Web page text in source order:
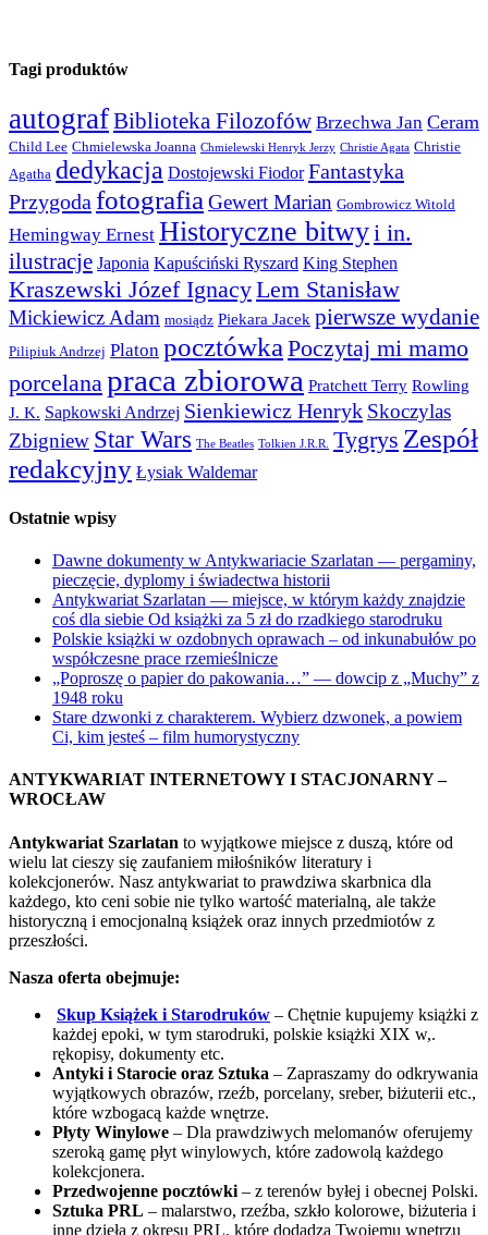
Tagi produktów
autografBiblioteka Filozofów Brzechwa Jan Ceram
Child Lee Chmielewska Joanna Chmielewski Henryk Jerzy Christie Agata Christie
Agatha dedykacja Dostojewski Fiodor Fantastyka
Przygodafotografia Gewert Marian Gombrowicz Witold
Hemingway Ernest Historyczne bitwyi in.
ilustracje Japonia Kapuściński Ryszard King Stephen
Kraszewski Józef IgnacyLem Stanisław
Mickiewicz Adam mosiądz Piekara Jacek pierwsze wydanie
Pilipiuk Andrzej Platon pocztówka Poczytaj mi mamo
porcelanapraca zbiorowa Pratchett Terry Rowling
J. K. Sapkowski Andrzej Sienkiewicz Henryk Skoczylas
Zbigniew Star Wars The Beatles Tolkien J.R.R. Tygrys Zespół
redakcyjny Łysiak Waldemar
Ostatnie wpisy
Dawne dokumenty w Antykwariacie Szarlatan — pergaminy,
pieczęcie, dyplomy i świadectwa historii
Antykwariat Szarlatan — miejsce, w którym każdy znajdzie
coś dla siebie Od książki za 5 zł do rzadkiego starodruku
Polskie książki w ozdobnych oprawach – od inkunabułów po
współczesne prace rzemieślnicze
„Poproszę o papier do pakowania…” — dowcip z „Muchy” z
1948 roku
Stare dzwonki z charakterem. Wybierz dzwonek, a powiem
Ci, kim jesteś – film humorystyczny
ANTYKWARIAT INTERNETOWY I STACJONARNY –
WROCŁAW
Antykwariat Szarlatan to wyjątkowe miejsce z duszą, które od
wielu lat cieszy się zaufaniem miłośników literatury i
kolekcjonerów. Nasz antykwariat to prawdziwa skarbnica dla
każdego, kto ceni sobie nie tylko wartość materialną, ale także
historyczną i emocjonalną książek oraz innych przedmiotów z
przeszłości.
Nasza oferta obejmuje:
Skup Książek i Starodruków – Chętnie kupujemy książki z
każdej epoki, w tym starodruki, polskie książki XIX w,.
rękopisy, dokumenty etc.
Antyki i Starocie oraz Sztuka – Zapraszamy do odkrywania
wyjątkowych obrazów, rzeźb, porcelany, sreber, biżuterii etc.,
które wzbogacą każde wnętrze.
Płyty Winylowe – Dla prawdziwych melomanów oferujemy
szeroką gamę płyt winylowych, które zadowolą każdego
kolekcjonera.
Przedwojenne pocztówki – z terenów byłej i obecnej Polski.
Sztuka PRL – malarstwo, rzeźba, szkło kolorowe, biżuteria i
inne dzieła z okresu PRL, które dodadzą Twojemu wnętrzu